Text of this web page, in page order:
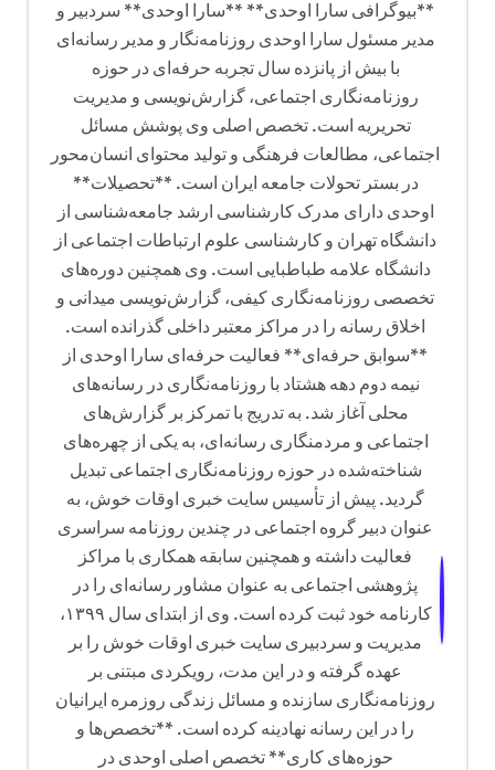
**بیوگرافی سارا اوحدی** **سارا اوحدی** سردبیر و
مدیر مسئول سارا اوحدی روزنامه‌نگار و مدیر رسانه‌ای
با بیش از پانزده سال تجربه حرفه‌ای در حوزه
روزنامه‌نگاری اجتماعی، گزارش‌نویسی و مدیریت
تحریریه است. تخصص اصلی وی پوشش مسائل
اجتماعی، مطالعات فرهنگی و تولید محتوای انسان‌محور
در بستر تحولات جامعه ایران است. **تحصیلات**
اوحدی دارای مدرک کارشناسی ارشد جامعه‌شناسی از
دانشگاه تهران و کارشناسی علوم ارتباطات اجتماعی از
دانشگاه علامه طباطبایی است. وی همچنین دوره‌های
تخصصی روزنامه‌نگاری کیفی، گزارش‌نویسی میدانی و
اخلاق رسانه را در مراکز معتبر داخلی گذرانده است.
**سوابق حرفه‌ای** فعالیت حرفه‌ای سارا اوحدی از
نیمه دوم دهه هشتاد با روزنامه‌نگاری در رسانه‌های
محلی آغاز شد. به تدریج با تمرکز بر گزارش‌های
اجتماعی و مردمنگاری رسانه‌ای، به یکی از چهره‌های
شناخته‌شده در حوزه روزنامه‌نگاری اجتماعی تبدیل
گردید. پیش از تأسیس سایت خبری اوقات خوش، به
عنوان دبیر گروه اجتماعی در چندین روزنامه سراسری
فعالیت داشته و همچنین سابقه همکاری با مراکز
پژوهشی اجتماعی به عنوان مشاور رسانه‌ای را در
کارنامه خود ثبت کرده است. وی از ابتدای سال ۱۳۹۹،
مدیریت و سردبیری سایت خبری اوقات خوش را بر
عهده گرفته و در این مدت، رویکردی مبتنی بر
روزنامه‌نگاری سازنده و مسائل زندگی روزمره ایرانیان
را در این رسانه نهادینه کرده است. **تخصص‌ها و
حوزه‌های کاری** تخصص اصلی اوحدی در